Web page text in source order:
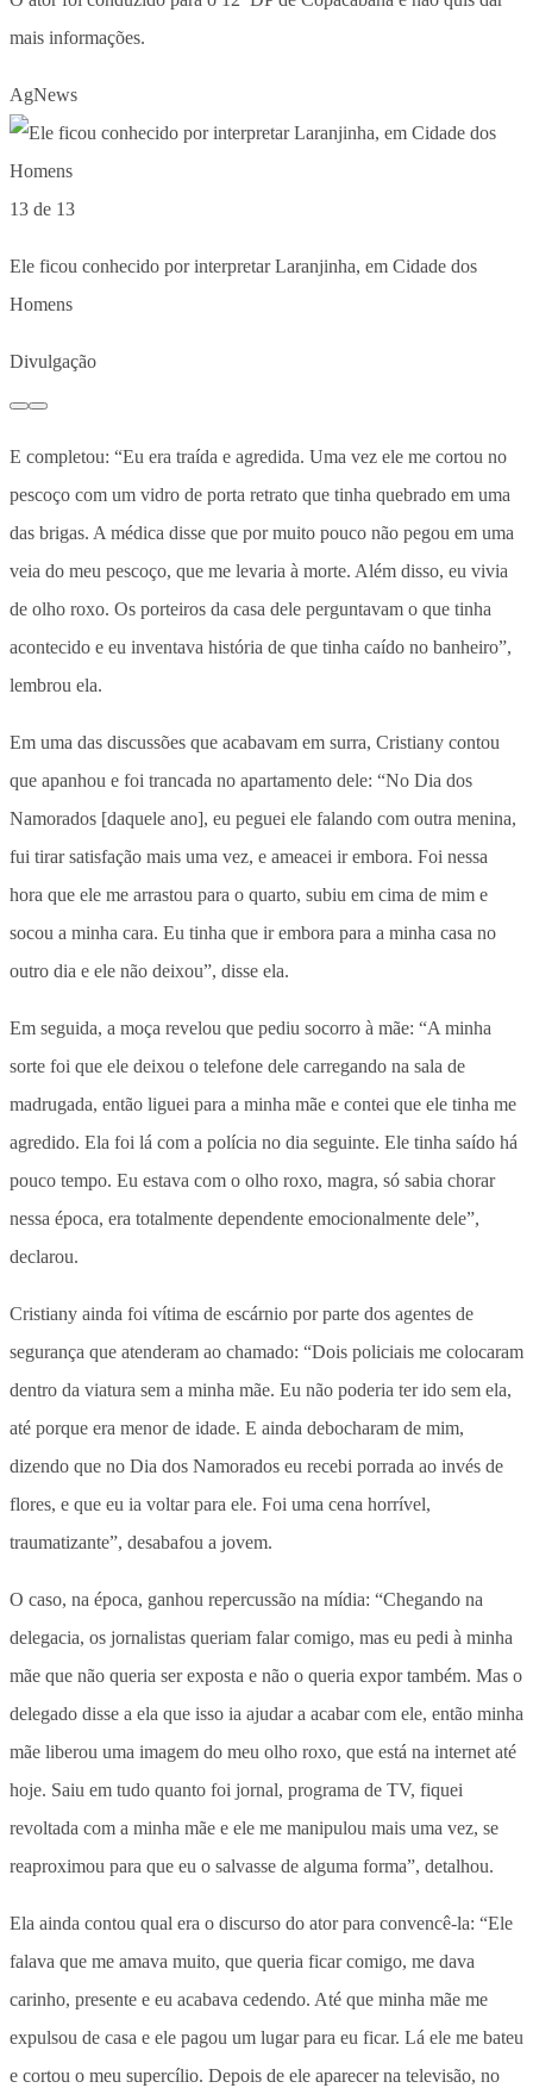
mais informações.
AgNews
13 de 13
Ele ficou conhecido por interpretar Laranjinha, em Cidade dos
Homens
Divulgação
E completou: “Eu era traída e agredida. Uma vez ele me cortou no
pescoço com um vidro de porta retrato que tinha quebrado em uma
das brigas. A médica disse que por muito pouco não pegou em uma
veia do meu pescoço, que me levaria à morte. Além disso, eu vivia
de olho roxo. Os porteiros da casa dele perguntavam o que tinha
acontecido e eu inventava história de que tinha caído no banheiro”,
lembrou ela.
Em uma das discussões que acabavam em surra, Cristiany contou
que apanhou e foi trancada no apartamento dele: “No Dia dos
Namorados [daquele ano], eu peguei ele falando com outra menina,
fui tirar satisfação mais uma vez, e ameacei ir embora. Foi nessa
hora que ele me arrastou para o quarto, subiu em cima de mim e
socou a minha cara. Eu tinha que ir embora para a minha casa no
outro dia e ele não deixou”, disse ela.
Em seguida, a moça revelou que pediu socorro à mãe: “A minha
sorte foi que ele deixou o telefone dele carregando na sala de
madrugada, então liguei para a minha mãe e contei que ele tinha me
agredido. Ela foi lá com a polícia no dia seguinte. Ele tinha saído há
pouco tempo. Eu estava com o olho roxo, magra, só sabia chorar
nessa época, era totalmente dependente emocionalmente dele”,
declarou.
Cristiany ainda foi vítima de escárnio por parte dos agentes de
segurança que atenderam ao chamado: “Dois policiais me colocaram
dentro da viatura sem a minha mãe. Eu não poderia ter ido sem ela,
até porque era menor de idade. E ainda debocharam de mim,
dizendo que no Dia dos Namorados eu recebi porrada ao invés de
flores, e que eu ia voltar para ele. Foi uma cena horrível,
traumatizante”, desabafou a jovem.
O caso, na época, ganhou repercussão na mídia: “Chegando na
delegacia, os jornalistas queriam falar comigo, mas eu pedi à minha
mãe que não queria ser exposta e não o queria expor também. Mas o
delegado disse a ela que isso ia ajudar a acabar com ele, então minha
mãe liberou uma imagem do meu olho roxo, que está na internet até
hoje. Saiu em tudo quanto foi jornal, programa de TV, fiquei
revoltada com a minha mãe e ele me manipulou mais uma vez, se
reaproximou para que eu o salvasse de alguma forma”, detalhou.
Ela ainda contou qual era o discurso do ator para convencê-la: “Ele
falava que me amava muito, que queria ficar comigo, me dava
carinho, presente e eu acabava cedendo. Até que minha mãe me
expulsou de casa e ele pagou um lugar para eu ficar. Lá ele me bateu
e cortou o meu supercílio. Depois de ele aparecer na televisão, no